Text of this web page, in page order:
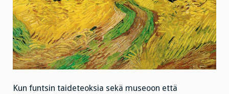
Kun funtsin taideteoksia sekä museoon että